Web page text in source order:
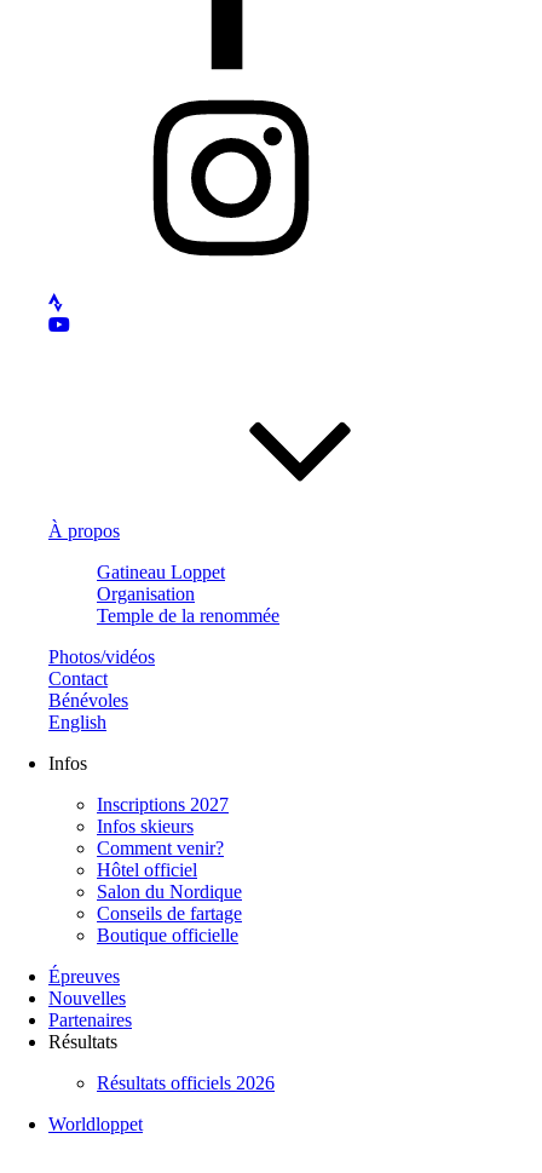
À propos
Gatineau Loppet
Organisation
Temple de la renommée
Photos/vidéos
Contact
Bénévoles
English
Infos
Inscriptions 2027
Infos skieurs
Comment venir?
Hôtel officiel
Salon du Nordique
Conseils de fartage
Boutique officielle
Épreuves
Nouvelles
Partenaires
Résultats
Résultats officiels 2026
Worldloppet